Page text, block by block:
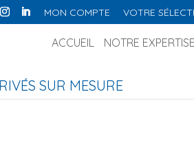
MON COMPTE VOTRE
SUR MESURE
ACCUEIL NOTRE EXPERTISE